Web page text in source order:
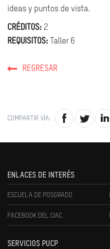
ideas y puntos de vista.
CRÉDITOS: 2
REQUISITOS: Taller 6
REGRESAR
COMPARTIR VÍA:
ENLACES DE INTERÉS
ESCUELA DE POSGRADO
FACEBOOK DEL CIAC
SERVICIOS PUCP